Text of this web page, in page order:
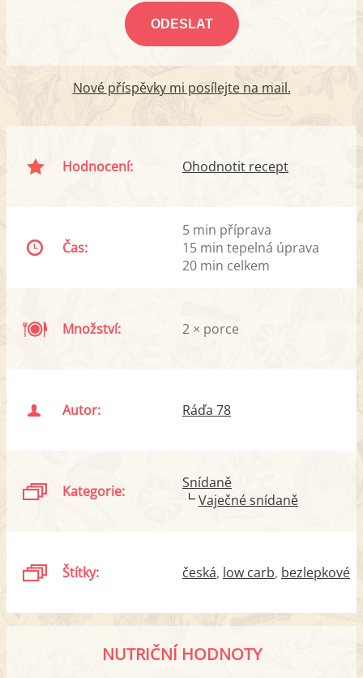
Nové příspěvky mi posílejte na mail.
Hodnocení: Ohodnotit recept
Čas:
5 min příprava
15 min tepelná úprava
20 min celkem
Množství: 2 × porce
Autor: Ráďa 78
Kategorie:
Snídaně
Vaječné snídaně
Štítky: česká low carb bezlepkové
NUTRIČNÍ HODNOTY